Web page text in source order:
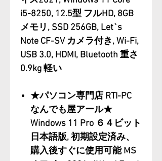
i5-8250, 12.5型 フルHD, 8GB
メモリ, SSD 256GB, Let`s
Note CF-SV カメラ付き, Wi-Fi,
USB 3.0, HDMI, Bluetooth 重さ
0.9kg 軽い
★パソコン専門店 RTI-PC
なんでも屋アール★
Windows 11 Pro ６４ビット
日本語版, 初期設定済み、
購入後すぐに使用可能 MS